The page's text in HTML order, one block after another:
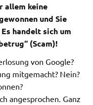
allem keine
und Sie
handelt sich um
(Scam)!
von Google?
mitgemacht? Nein?
angesprochen. Ganz